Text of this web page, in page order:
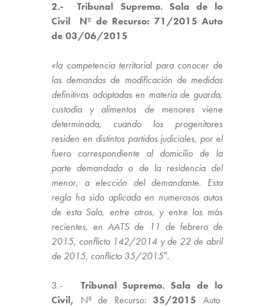
2.- Tribunal Supremo. Sala de lo
Civil Nº de Recurso: 71/2015 Auto
de 03/06/2015
«la competenciaterritorial para conocer de
las demandas de modificación de medidas
definitivas adoptadas en materia de guarda,
custodia y alimentos de menores viene
determinada, cuando los progenitores
residen en distintos partidos judiciales, por el
fuero correspondiente al domicilio de la
parte demandada o de la residencia del
menor, a elección del demandante. Esta
regla ha sido aplicada en numerosos autos
de esta Sala, entre otros, y entre los más
recientes, en AATS de 11 de febrero de
2015, conflicto 142/2014 yde 22 de abril
de 2015, conflicto 35/2015″.
3.- Tribunal Supremo. Sala de lo
Civil, Nº de Recurso:35/2015 Auto